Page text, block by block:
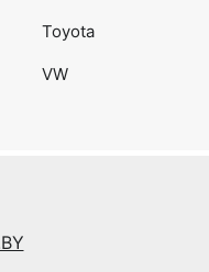
Toyota
VW